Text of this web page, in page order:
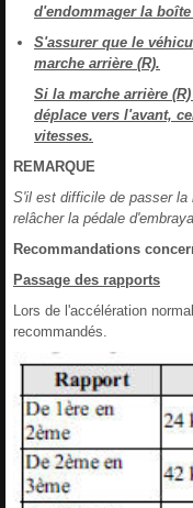
d'endommager la
S'assurer que le
marche arrière (R).
Si la marche arrière
déplace vers l'avant,
vitesses.
REMARQUE
S'il est difficile de passer la
relâcher la pédale
Recommandations
Passage des rapports
Lors de l'accélération
recommandés.